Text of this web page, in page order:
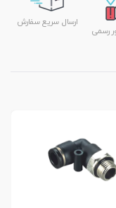
رسمی
ارسال سریع سفارش